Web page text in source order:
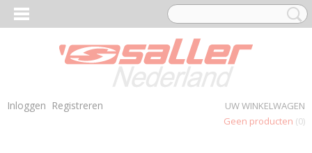
Inloggen Registreren
UW WINKELWAGEN
Geen producten (0)